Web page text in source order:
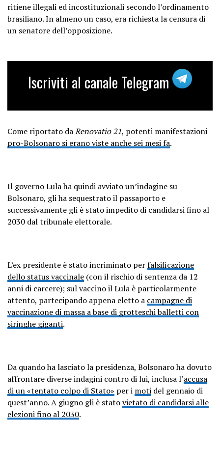
ritiene illegali ed incostituzionali secondo l’ordinamento
brasiliano. In almeno un caso, era richiesta la censura di
un senatore dell’opposizione.
Iscriviti al canale Telegram
Come riportato daRenovatio 21, potenti manifestazioni
pro-Bolsonaro si erano viste anche sei mesi fa.
Il governo Lula ha quindi avviato un’indagine su
Bolsonaro, gli ha sequestrato il passaporto e
successivamente gli è stato impedito di candidarsi fino al
2030 dal tribunale elettorale.
L’ex presidente è stato incriminato perfalsificazione
dello status vaccinale (con il rischio di sentenza da 12
anni di carcere); sul vaccino il Lula è particolarmente
attento, partecipando appena eletto a campagne di
vaccinazione di massa a base di grotteschi balletti con
siringhe giganti.
Da quando ha lasciato la presidenza, Bolsonaro ha dovuto
affrontare diverse indagini contro di lui, inclusa l’accusa
di un «tentato colpo di Stato» per i moti del gennaio di
quest’anno. A giugno gli è statovietato di candidarsi alle
elezioni fino al 2030.